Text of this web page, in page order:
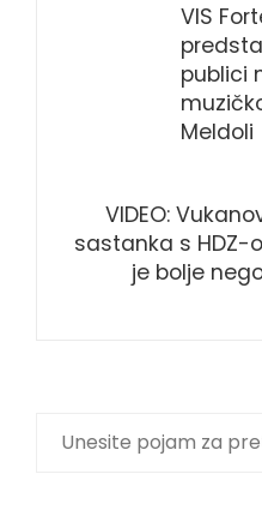
VIS
publici
Meldoli
VIDEO:
sastanka s HDZ-
je bolje